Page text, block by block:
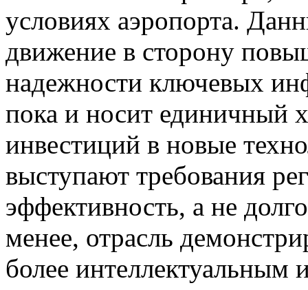
условиях аэропорта.
движение в сторону
надежности ключевых
пока и носит единичный
инвестиций в новые
выступают требования
эффективность, а не
менее, отрасль
более